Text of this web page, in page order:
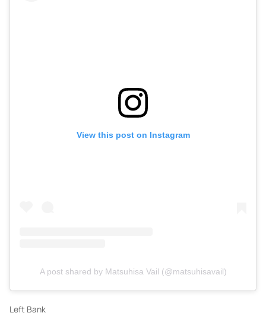
View this post on Instagram
A post shared by Matsuhisa Vail (@matsuhisavail)
Left Bank